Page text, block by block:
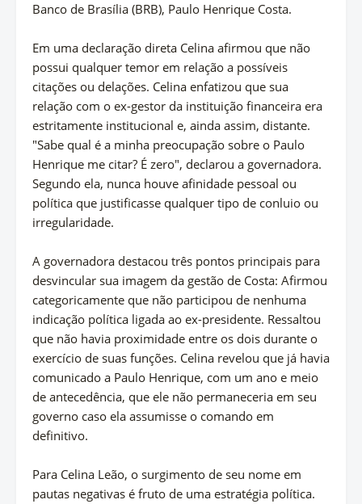
Banco de Brasília (BRB), Paulo Henrique Costa.
Em uma declaração direta Celina afirmou que não
possui qualquer temor em relação a possíveis
citações ou delações. Celina enfatizou que sua
relação com o ex-gestor da instituição financeira era
estritamente institucional e, ainda assim, distante.
"Sabe qual é a minha preocupação sobre o Paulo
Henrique me citar? É zero", declarou a governadora.
Segundo ela, nunca houve afinidade pessoal ou
política que justificasse qualquer tipo de conluio ou
irregularidade.
A governadora destacou três pontos principais para
desvincular sua imagem da gestão de Costa: Afirmou
categoricamente que não participou de nenhuma
indicação política ligada ao ex-presidente. Ressaltou
que não havia proximidade entre os dois durante o
exercício de suas funções. Celina revelou que já havia
comunicado a Paulo Henrique, com um ano e meio
de antecedência, que ele não permaneceria em seu
governo caso ela assumisse o comando em
definitivo.
Para Celina Leão, o surgimento de seu nome em
pautas negativas é fruto de uma estratégia política.